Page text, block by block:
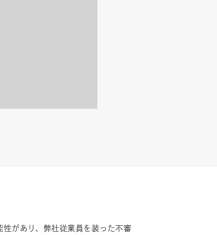
があり、弊社従業員を装った不審